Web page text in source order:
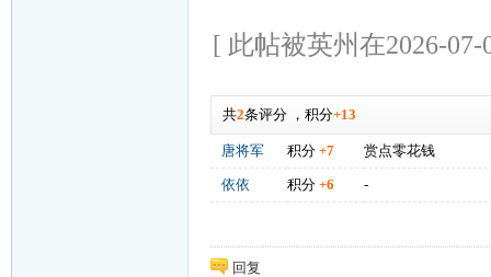
[ 此帖被英州在2026-
共2条评分， 积分+13
唐将军 积分 +7 赏点零花钱
依依 积分 +6 -
回复